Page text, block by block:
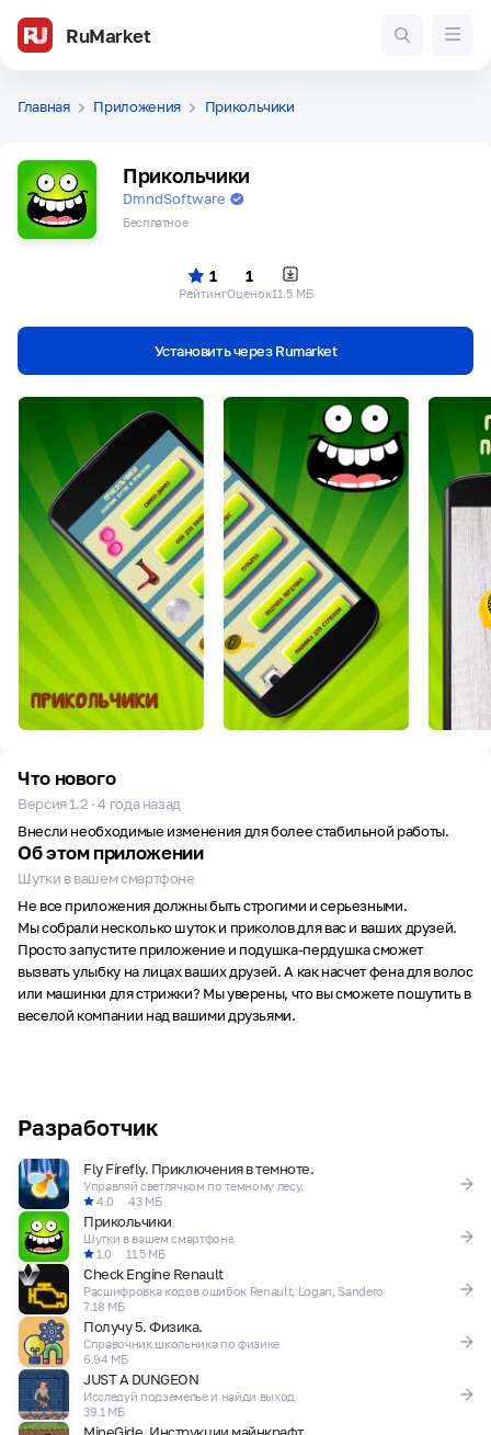
RuMarket
Главная Приложения Прикольчики
Прикольчики
DmndSoftware
Бесплатное
1
Рейтинг
1
Оценок11.5 МБ
Установить через Rumarket
Что нового
Версия 1.2 · 4 года назад
Внесли необходимые изменения для более стабильной работы.
Об этом приложении
Шутки в вашем смартфоне
Не все приложения должны быть строгими и серьезными.
Мы собрали несколько шуток и приколов для вас и ваших друзей.
Просто запустите приложение и подушка-пердушка сможет
вызвать улыбку на лицах ваших друзей. А как насчет фена для волос
или машинки для стрижки? Мы уверены, что вы сможете пошутить в
веселой компании над вашими друзьями.
Разработчик
Fly Firefly. Приключения в темноте.
Управляй светлячком по темному лесу.
4.0
43 МБ
Прикольчики
Шутки в вашем смартфоне
1.0
11.5 МБ
Check Engine Renault
Расшифровка кодов ошибок Renault, Logan, Sandero
7.18 МБ
Получу 5. Физика.
Справочник школьника по физике
6.94 МБ
JUST A DUNGEON
Исследуй подземелье и найди выход
39.1 МБ